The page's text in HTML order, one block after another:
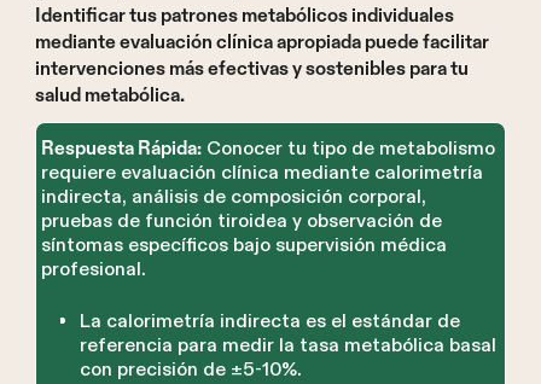
Identificar tus patrones metabólicos individuales
mediante evaluación clínica apropiada puede facilitar
intervenciones más efectivas y sostenibles para tu
salud metabólica.
Respuesta Rápida: Conocer tu tipo de metabolismo
requiere evaluación clínica mediante calorimetría
indirecta, análisis de composición corporal,
pruebas de función tiroidea y observación de
síntomas específicos bajo supervisión médica
profesional.
La calorimetría indirecta es el estándar de
referencia para medir la tasa metabólica basal
con precisión de ±5-10%.